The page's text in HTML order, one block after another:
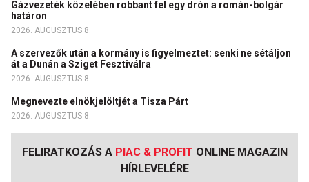
Gázvezeték közelében robbant fel egy drón a román-bolgár
határon
2026. AUGUSZTUS 8.
A szervezők után a kormány is figyelmeztet: senki ne sétáljon
át a Dunán a Sziget Fesztiválra
2026. AUGUSZTUS 8.
Megnevezte elnökjelöltjét a Tisza Párt
2026. AUGUSZTUS 8.
FELIRATKOZÁS A PIAC & PROFIT ONLINE MAGAZIN
HÍRLEVELÉRE